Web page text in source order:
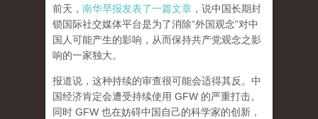
前天， 南华早报发表了一篇文章 ，说中国长期封
锁国际社交媒体平台是为了消除“外国观念”对中
国人可能产生的影响，从而保持共产党观念之影
响的一家独大。
报道说，这种持续的审查很可能会适得其反。中
国经济肯定会遭受持续使用 GFW 的严重打击。
同时 GFW 也在妨碍中国自己的科学家的创新，